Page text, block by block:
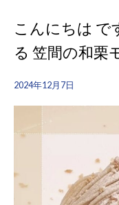
こんにちは で
る 笠間の和栗
2024年12月7日